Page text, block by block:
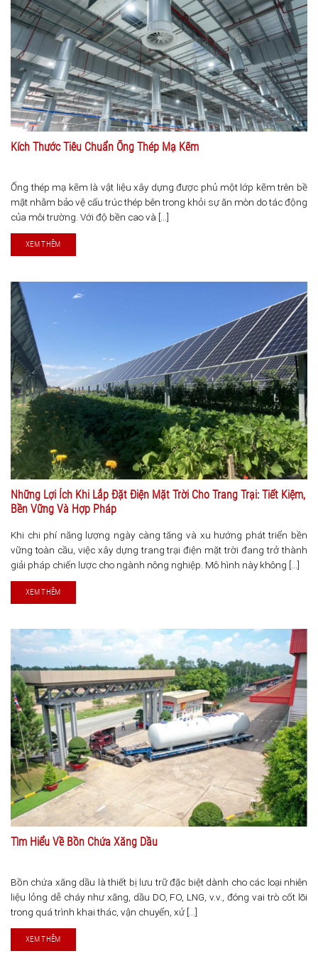
Kích Thước Tiêu Chuẩn Ống Thép Mạ Kẽm
Ống thép mạ kẽm là vật liệu xây dựng được phủ một lớp kẽm trên bề
mặt nhằm bảo vệ cấu trúc thép bên trong khỏi sự ăn mòn do tác động
của môi trường. Với độ bền cao và [...]
XEM THÊM
Những Lợi Ích Khi Lắp Đặt Điện Mặt Trời Cho Trang Trại: Tiết Kiệm,
Bền Vững Và Hợp Pháp
Khi chi phí năng lượng ngày càng tăng và xu hướng phát triển bền
vững toàn cầu, việc xây dựng trang trại điện mặt trời đang trở thành
giải pháp chiến lược cho ngành nông nghiệp. Mô hình này không [...]
XEM THÊM
Tìm Hiểu Về Bồn Chứa Xăng Dầu
Bồn chứa xăng dầu là thiết bị lưu trữ đặc biệt dành cho các loại nhiên
liệu lỏng dễ cháy như xăng, dầu DO, FO, LNG, v.v., đóng vai trò cốt lõi
trong quá trình khai thác, vận chuyển, xử [...]
XEM THÊM